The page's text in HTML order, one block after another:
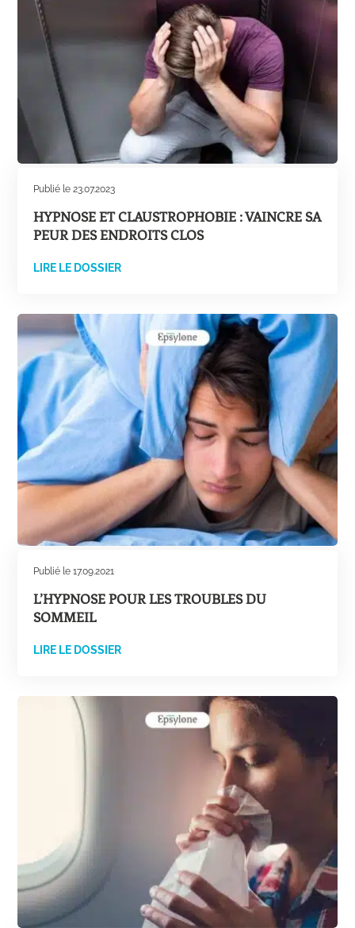
Publié le 23.07.2023
HYPNOSE ET CLAUSTROPHOBIE : VAINCRE SA
PEUR DES ENDROITS CLOS
LIRE LE DOSSIER
Publié le 17.09.2021
L’HYPNOSE POUR LES TROUBLES DU
SOMMEIL
LIRE LE DOSSIER